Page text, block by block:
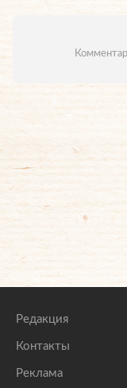
Редакция
Контакты
Реклама